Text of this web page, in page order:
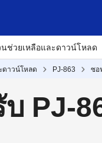
นช่วยเหลือและดาวน์โหลด
ดาวน์โหลด PJ-863 ซอ
PJ-